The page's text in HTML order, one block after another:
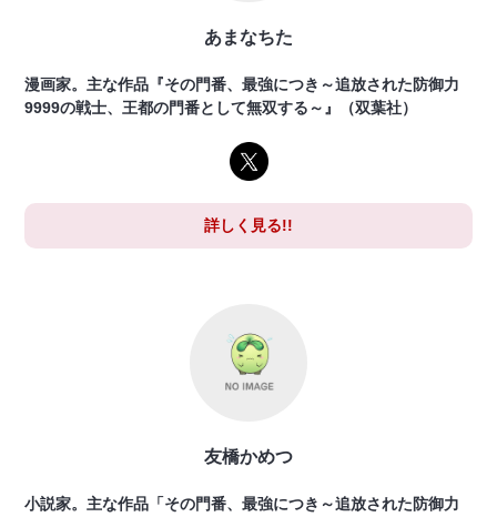
あまなちた
漫画家。主な作品『その門番、最強につき～追放された防御力
9999の戦士、王都の門番として無双する～』（双葉社）
詳しく見る!!
友橋かめつ
小説家。主な作品「その門番、最強につき～追放された防御力